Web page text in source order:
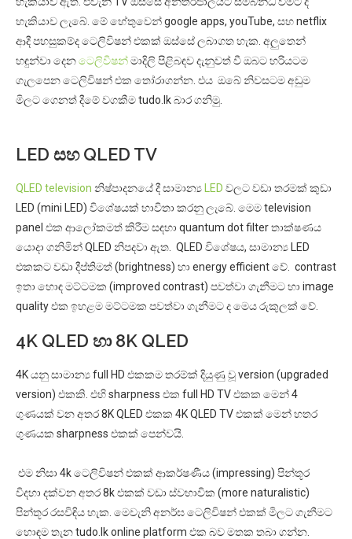
හැකියාව ලැබේ. මේ හේතුවෙන් google apps, youTube, සහ netflix
ආදී පහසුකම්ද ටෙලිවිෂන් එකක් ඔස්සේ ලබාගත හැක. අලුතෙන්
හඳුන්වා දෙනටෙලිවිෂන්මාදිලි පිළිබඳව දැනුවත් වී ඔබට හරියටම
ගැලපෙන ටෙලිවිෂන් එක තෝරාගන්න. එය ඔබේ නිවසටම අඩුම
මිලට ගෙනත් දීමේ වගකීම tudo.lk බාර ගනිමු.
LED සහ QLED TV
QLED television නිෂ්පාදනයේ දී සාමාන්‍යLED වලට වඩා තරමක් කුඩා
LED (mini LED) විශේෂයක් භාවිතා කරනු ලැබේ. මෙම television
panel එක ආලෝකමත් කිරීම සඳහා quantum dot filter තාක්ෂණය
යොදා ගනිමින් QLED නිපදවා ඇත. QLED විශේෂය, සාමාන්‍ය LED
එකකට වඩා දීප්තිමත් (brightness) හා energy efficient වේ. contrast
ඉතා හොඳ මට්ටමක (improved contrast) පවත්වා ගැනීමට හා image
quality එක ඉහළම මට්ටමක පවත්වා ගැනීමට ද මෙය රුකුලක් වේ.
4K QLED හා 8K QLED
4K යනු සාමාන්‍ය full HD එකකම තරම්ක් දියුණු වූ version (upgraded
version) එකකි. එහි sharpness එක full HD TV එකක මෙන් 4
ගුණයක් වන අතර 8K QLED එකක 4K QLED TV එකක් මෙන් හතර
ගුණයක sharpness එකක් පෙන්වයි.
එම නිසා 4k ටෙලිවිෂන් එකක් ආකර්ෂණීය (impressing) පින්තූර
විදහා දක්වන අතර 8k එකක් වඩා ස්වභාවික (more naturalistic)
පින්තූර රසවිඳිය හැක. මෙවැනි අනර්ඝ ටෙලිවිෂන් එකක් මිලට ගැනීමට
හොඳම තැන tudo.lk online platform එක බව මතක තබා ගන්න.